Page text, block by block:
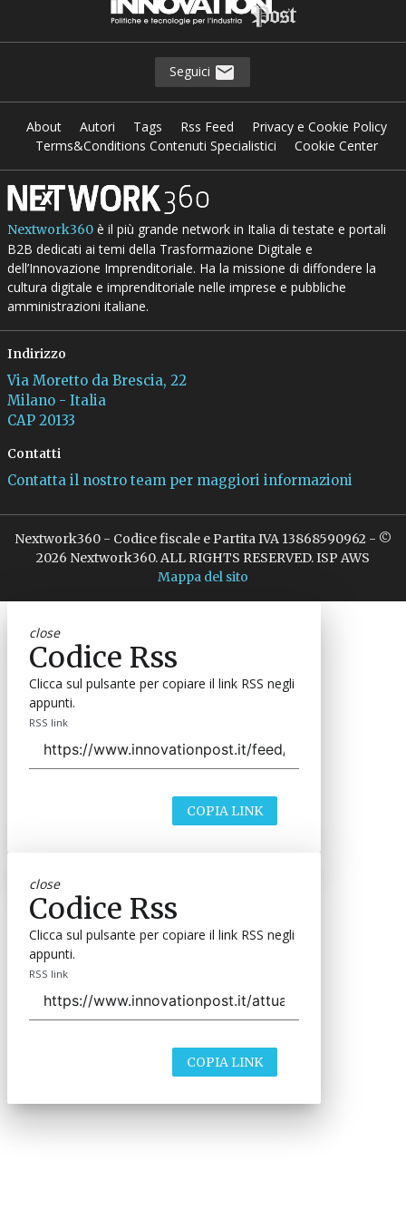
Seguici
About Autori Tags Rss Feed
Privacy e Cookie Policy
Terms&Conditions Contenuti Specialistici
Cookie Center
Nextwork360è il più grande network in Italia di testate e portali
B2B dedicati ai temi della Trasformazione Digitale e
dell’Innovazione Imprenditoriale. Ha la missione di diffondere la
cultura digitale e imprenditoriale nelle imprese e pubbliche
amministrazioni italiane.
Indirizzo
Via Moretto da Brescia, 22
Milano - Italia
CAP 20133
Contatti
Contatta il nostro team per maggiori informazioni
Nextwork360 - Codice fiscale e Partita IVA 13868590962 - ©
2026 Nextwork360. ALL RIGHTS RESERVED. ISP AWS
Mappa del sito
close
Codice Rss
Clicca sul pulsante per copiare il link RSS negli
appunti.
RSS link
COPIA LINK
close
Codice Rss
Clicca sul pulsante per copiare il link RSS negli
appunti.
RSS link
COPIA LINK